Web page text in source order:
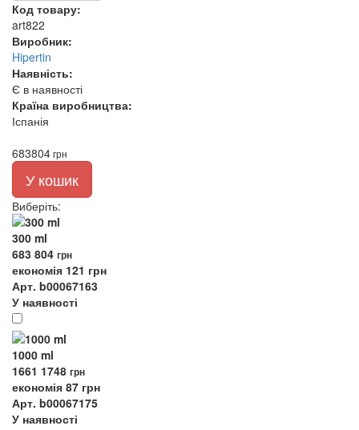
Код товару:
art822
Виробник:
Hipertin
Наявність:
Є в наявності
Країна виробництва:
Іспанія
683804грн
У кошик
Виберіть:
300 ml
683 804 грн
економія 121 грн
Арт. b00067163
У наявності
1000 ml
1661 1748 грн
економія 87 грн
Арт. b00067175
У наявності